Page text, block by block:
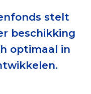
een goed doel
veilig
stelt
beschikking
optimaal in